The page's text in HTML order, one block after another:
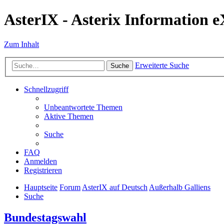
AsterIX - Asterix Information
Zum Inhalt
Suche Erweiterte Suche
Schnellzugriff
Unbeantwortete Themen
Aktive Themen
Suche
FAQ
Anmelden
Registrieren
Hauptseite ForumAsterIX auf DeutschAußerhalb Galliens
Suche
Bundestagswahl